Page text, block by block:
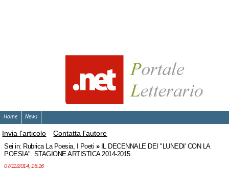
Home News
Invia l'articolo Contatta l'autore
Sei in: Rubrica La Poesia, I Poeti »IL DECENNALE DEI "LUNEDI' CON LA
POESIA". STAGIONE ARTISTICA 2014-2015.
07/11/2014, 16:16